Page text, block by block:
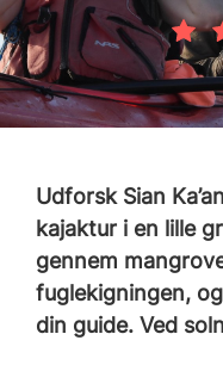
Udforsk Sian
kajaktur i en lille
gennem
fuglekigningen,
din guide. Ved